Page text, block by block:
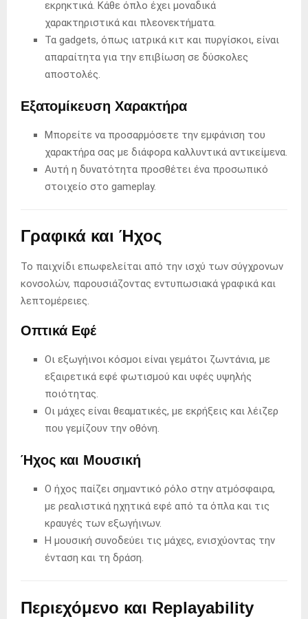
εκρηκτικά. Κάθε όπλο έχει μοναδικά
χαρακτηριστικά και πλεονεκτήματα.
Τα gadgets, όπως ιατρικά κιτ και πυργίσκοι, είναι
απαραίτητα για την επιβίωση σε δύσκολες
αποστολές.
Εξατομίκευση Χαρακτήρα
Μπορείτε να προσαρμόσετε την εμφάνιση του
χαρακτήρα σας με διάφορα καλλυντικά αντικείμενα.
Αυτή η δυνατότητα προσθέτει ένα προσωπικό
στοιχείο στο gameplay.
Γραφικά και Ήχος
Το παιχνίδι επωφελείται από την ισχύ των σύγχρονων
κονσολών, παρουσιάζοντας εντυπωσιακά γραφικά και
λεπτομέρειες.
Οπτικά Εφέ
Οι εξωγήινοι κόσμοι είναι γεμάτοι ζωντάνια, με
εξαιρετικά εφέ φωτισμού και υφές υψηλής
ποιότητας.
Οι μάχες είναι θεαματικές, με εκρήξεις και λέιζερ
που γεμίζουν την οθόνη.
Ήχος και Μουσική
Ο ήχος παίζει σημαντικό ρόλο στην ατμόσφαιρα,
με ρεαλιστικά ηχητικά εφέ από τα όπλα και τις
κραυγές των εξωγήινων.
Η μουσική συνοδεύει τις μάχες, ενισχύοντας την
ένταση και τη δράση.
Περιεχόμενο και Replayability